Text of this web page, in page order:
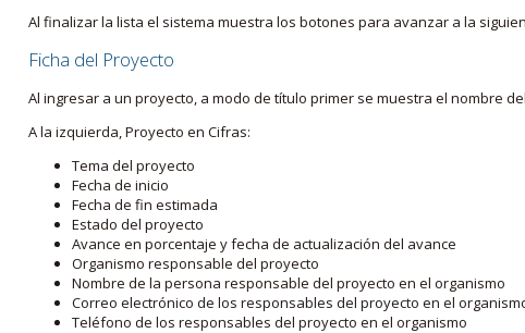
Al finalizar la lista el sistema muestra los botones para avanzar a la
Ficha del Proyecto
Al ingresar a un proyecto, a modo de título primer se muestra el nombre
A la izquierda, Proyecto en Cifras:
Tema del proyecto
Fecha de inicio
Fecha de fin estimada
Estado del proyecto
Avance en porcentaje y fecha de actualización del avance
Organismo responsable del proyecto
Nombre de la persona responsable del proyecto en el organismo
Correo electrónico de los responsables del proyecto en el
Teléfono de los responsables del proyecto en el organismo